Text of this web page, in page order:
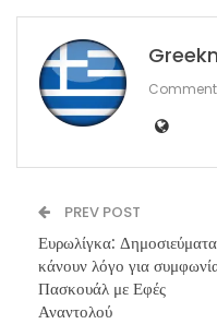
PREV POST
Ευρωλίγκα: Δημοσιεύματα
κάνουν λόγο για
Πασκουάλ με Εφές
Αναντολού